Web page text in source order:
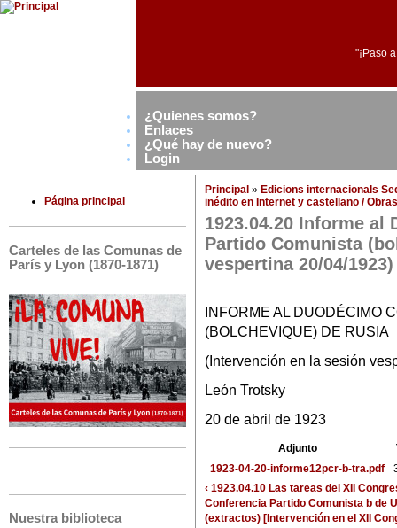
"¡Paso
¿Quienes somos?
Enlaces
¿Qué hay de nuevo?
Login
Página principal
Carteles de las Comunas de
París y Lyon (1870-1871)
Nuestra biblioteca
Principal » Edicions internacionals
inédito en Internet y castellano /
1923.04.20 Informe al
Partido Comunista
vespertina 20/04/1923)
INFORME AL DUODÉCIMO
(BOLCHEVIQUE) DE RUSIA
(Intervención en la sesión
León Trotsky
20 de abril de 1923
Adjunto
1923-04-20-informe12pcr-b-tra.pdf
‹ 1923.04.10 Las tareas del XII
Conferencia Partido Comunista b de
(extractos) [Intervención en el XII